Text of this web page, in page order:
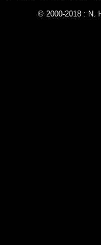
© 2000-2018 : N.